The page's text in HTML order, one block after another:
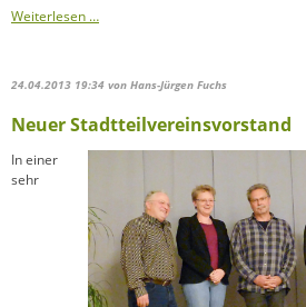
Weiterlesen …B
24.04.2013 19:34 von Hans-Jürgen Fuchs
Neuer Stadtteilvereinsvorstand
In einer
sehr